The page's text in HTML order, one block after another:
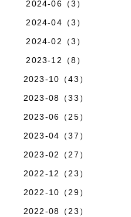
2024-06（3）
2024-04（3）
2024-02（3）
2023-12（8）
2023-10（43）
2023-08（33）
2023-06（25）
2023-04（37）
2023-02（27）
2022-12（23）
2022-10（29）
2022-08（23）